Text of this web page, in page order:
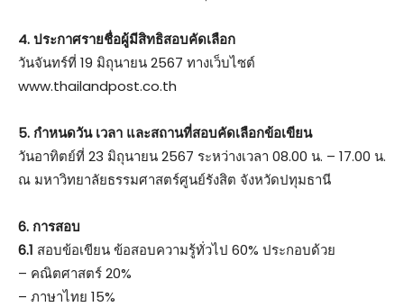
4. ประกาศรายชื่อผู้มีสิทธิสอบคัดเลือก
วันจันทร์ที่ 19 มิถุนายน 2567 ทางเว็บไซต์
www.thailandpost.co.th
5. กําหนดวัน เวลา และสถานที่สอบคัดเลือกข้อเขียน
วันอาทิตย์ที่ 23 มิถุนายน 2567 ระหว่างเวลา 08.00 น. – 17.00 น.
ณ มหาวิทยาลัยธรรมศาสตร์ศูนย์รังสิต จังหวัดปทุมธานี
6. การสอบ
6.1 สอบข้อเขียน ข้อสอบความรู้ทั่วไป 60% ประกอบด้วย
– คณิตศาสตร์ 20%
– ภาษาไทย 15%